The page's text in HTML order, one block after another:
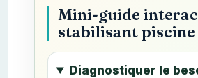
Mini-guide
stabilisant piscine
Diagnostiquer le